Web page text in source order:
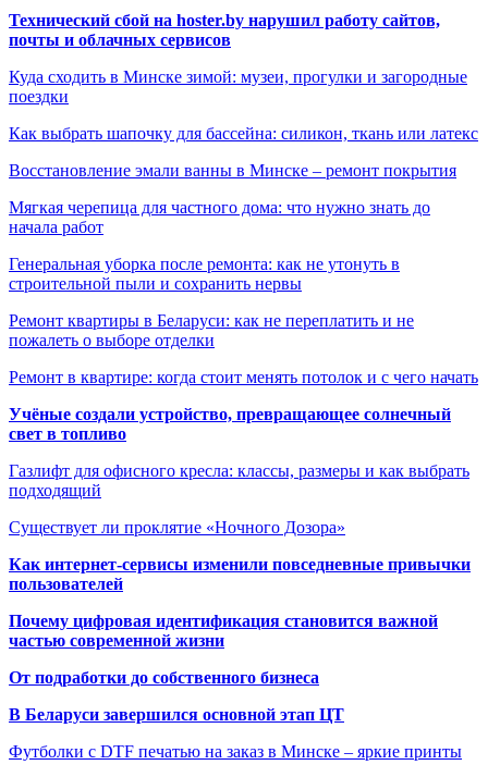
Технический сбой на hoster.by нарушил работу сайтов,
почты и облачных сервисов
Куда сходить в Минске зимой: музеи, прогулки и загородные
поездки
Как выбрать шапочку для бассейна: силикон, ткань или латекс
Восстановление эмали ванны в Минске – ремонт покрытия
Мягкая черепица для частного дома: что нужно знать до
начала работ
Генеральная уборка после ремонта: как не утонуть в
строительной пыли и сохранить нервы
Ремонт квартиры в Беларуси: как не переплатить и не
пожалеть о выборе отделки
Ремонт в квартире: когда стоит менять потолок и с чего начать
Учёные создали устройство, превращающее солнечный
свет в топливо
Газлифт для офисного кресла: классы, размеры и как выбрать
подходящий
Существует ли проклятие «Ночного Дозора»
Как интернет-сервисы изменили повседневные привычки
пользователей
Почему цифровая идентификация становится важной
частью современной жизни
От подработки до собственного бизнеса
В Беларуси завершился основной этап ЦТ
Футболки с DTF печатью на заказ в Минске – яркие принты